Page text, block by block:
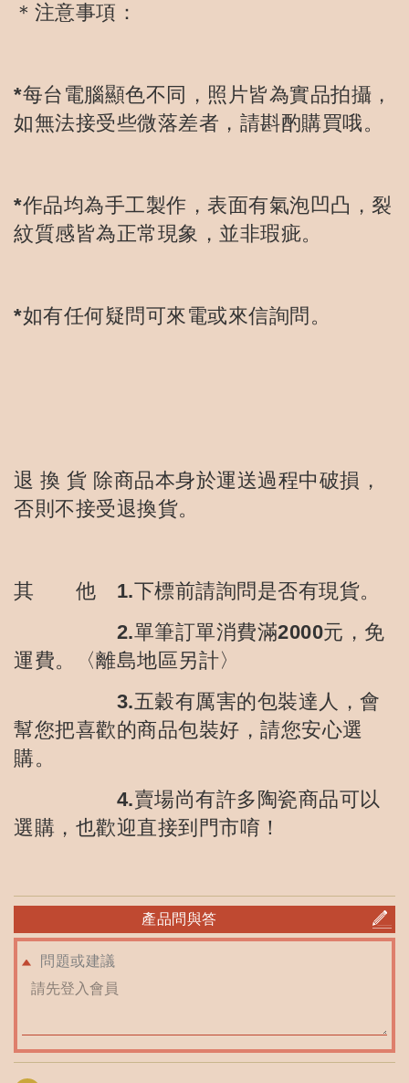
＊注意事項：
*每台電腦顯色不同，照片皆為實品拍攝，
如無法接受些微落差者，請斟酌購買哦。
*作品均為手工製作，表面有氣泡凹凸，裂
紋質感皆為正常現象，並非瑕疵。
*如有任何疑問可來電或來信詢問。
退 換 貨 除商品本身於運送過程中破損，
否則不接受退換貨。
其 他 1.下標前請詢問是否有現貨。
2.單筆訂單消費滿2000元，免
運費。〈離島地區另計〉
3.五穀有厲害的包裝達人，會
幫您把喜歡的商品包裝好，請您安心選
購。
4.賣場尚有許多陶瓷商品可以
選購，也歡迎直接到門市唷！
產品問與答
問題或建議